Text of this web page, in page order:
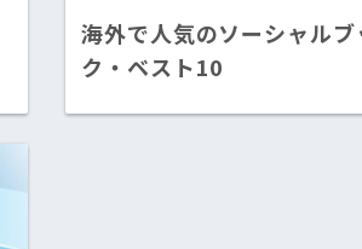
海外で人気のソーシャルブ
ク・ベスト10